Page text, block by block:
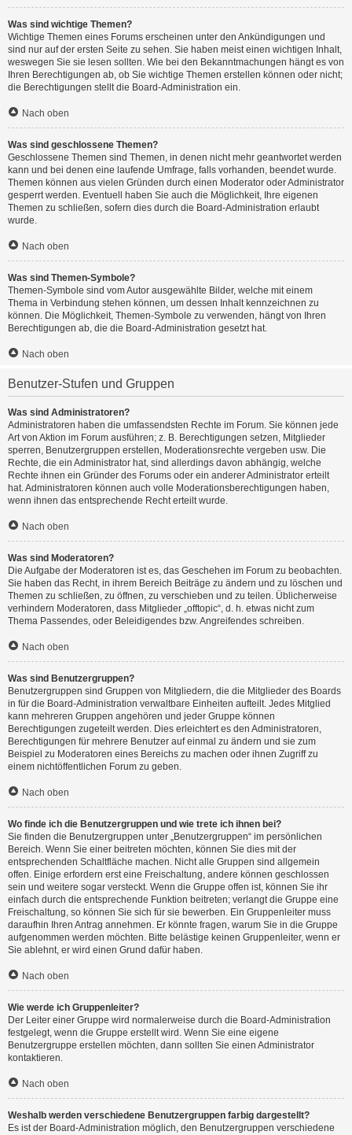
Was sind wichtige Themen?
Wichtige Themen eines Forums erscheinen unter den Ankündigungen und
sind nur auf der ersten Seite zu sehen. Sie haben meist einen wichtigen Inhalt,
weswegen Sie sie lesen sollten. Wie bei den Bekanntmachungen hängt es von
Ihren Berechtigungen ab, ob Sie wichtige Themen erstellen können oder nicht;
die Berechtigungen stellt die Board-Administration ein.
Nach oben
Was sind geschlossene Themen?
Geschlossene Themen sind Themen, in denen nicht mehr geantwortet werden
kann und bei denen eine laufende Umfrage, falls vorhanden, beendet wurde.
Themen können aus vielen Gründen durch einen Moderator oder Administrator
gesperrt werden. Eventuell haben Sie auch die Möglichkeit, Ihre eigenen
Themen zu schließen, sofern dies durch die Board-Administration erlaubt
wurde.
Nach oben
Was sind Themen-Symbole?
Themen-Symbole sind vom Autor ausgewählte Bilder, welche mit einem
Thema in Verbindung stehen können, um dessen Inhalt kennzeichnen zu
können. Die Möglichkeit, Themen-Symbole zu verwenden, hängt von Ihren
Berechtigungen ab, die die Board-Administration gesetzt hat.
Nach oben
Benutzer-Stufen und Gruppen
Was sind Administratoren?
Administratoren haben die umfassendsten Rechte im Forum. Sie können jede
Art von Aktion im Forum ausführen; z. B. Berechtigungen setzen, Mitglieder
sperren, Benutzergruppen erstellen, Moderationsrechte vergeben usw. Die
Rechte, die ein Administrator hat, sind allerdings davon abhängig, welche
Rechte ihnen ein Gründer des Forums oder ein anderer Administrator erteilt
hat. Administratoren können auch volle Moderationsberechtigungen haben,
wenn ihnen das entsprechende Recht erteilt wurde.
Nach oben
Was sind Moderatoren?
Die Aufgabe der Moderatoren ist es, das Geschehen im Forum zu beobachten.
Sie haben das Recht, in ihrem Bereich Beiträge zu ändern und zu löschen und
Themen zu schließen, zu öffnen, zu verschieben und zu teilen. Üblicherweise
verhindern Moderatoren, dass Mitglieder „offtopic“, d. h. etwas nicht zum
Thema Passendes, oder Beleidigendes bzw. Angreifendes schreiben.
Nach oben
Was sind Benutzergruppen?
Benutzergruppen sind Gruppen von Mitgliedern, die die Mitglieder des Boards
in für die Board-Administration verwaltbare Einheiten aufteilt. Jedes Mitglied
kann mehreren Gruppen angehören und jeder Gruppe können
Berechtigungen zugeteilt werden. Dies erleichtert es den Administratoren,
Berechtigungen für mehrere Benutzer auf einmal zu ändern und sie zum
Beispiel zu Moderatoren eines Bereichs zu machen oder ihnen Zugriff zu
einem nichtöffentlichen Forum zu geben.
Nach oben
Wo finde ich die Benutzergruppen und wie trete ich ihnen bei?
Sie finden die Benutzergruppen unter „Benutzergruppen“ im persönlichen
Bereich. Wenn Sie einer beitreten möchten, können Sie dies mit der
entsprechenden Schaltfläche machen. Nicht alle Gruppen sind allgemein
offen. Einige erfordern erst eine Freischaltung, andere können geschlossen
sein und weitere sogar versteckt. Wenn die Gruppe offen ist, können Sie ihr
einfach durch die entsprechende Funktion beitreten; verlangt die Gruppe eine
Freischaltung, so können Sie sich für sie bewerben. Ein Gruppenleiter muss
daraufhin Ihren Antrag annehmen. Er könnte fragen, warum Sie in die Gruppe
aufgenommen werden möchten. Bitte belästige keinen Gruppenleiter, wenn er
Sie ablehnt, er wird einen Grund dafür haben.
Nach oben
Wie werde ich Gruppenleiter?
Der Leiter einer Gruppe wird normalerweise durch die Board-Administration
festgelegt, wenn die Gruppe erstellt wird. Wenn Sie eine eigene
Benutzergruppe erstellen möchten, dann sollten Sie einen Administrator
kontaktieren.
Nach oben
Weshalb werden verschiedene Benutzergruppen farbig dargestellt?
Es ist der Board-Administration möglich, den Benutzergruppen verschiedene